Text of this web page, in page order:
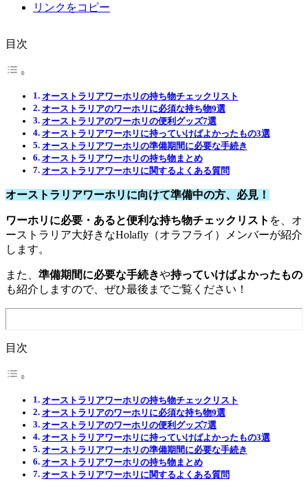
リンクをコピー
目次
オーストラリアワーホリの持ち物チェックリスト
オーストラリアのワーホリに必須な持ち物9選
オーストラリアのワーホリの便利グッズ7選
オーストラリアワーホリに持っていけばよかったもの3選
オーストラリアワーホリの準備期間に必要な手続き
オーストラリアワーホリの持ち物まとめ
オーストラリアワーホリに関するよくある質問
オーストラリアワーホリに向けて準備中の方、必見！
ワーホリに必要・あると便利な持ち物チェックリスト を、オ
ーストラリア大好きなHolafly（オラフライ）メンバーが紹介
します。
また、 準備期間に必要な手続きや持っていけばよかったもの
も紹介しますので、ぜひ最後までご覧ください！
目次
オーストラリアワーホリの持ち物チェックリスト
オーストラリアのワーホリに必須な持ち物9選
オーストラリアのワーホリの便利グッズ7選
オーストラリアワーホリに持っていけばよかったもの3選
オーストラリアワーホリの準備期間に必要な手続き
オーストラリアワーホリの持ち物まとめ
オーストラリアワーホリに関するよくある質問